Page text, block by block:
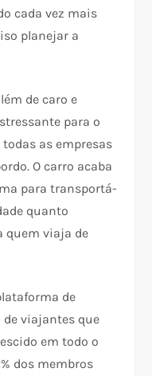
cada vez mais
planejar a
de caro e
para o
as empresas
O carro acaba
para transportá-
quanto
quem viaja de
de
viajantes que
em todo o
dos membros